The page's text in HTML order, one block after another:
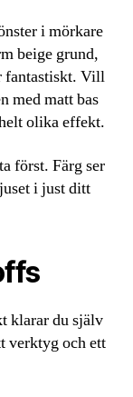
i mörkare
beige grund,
fantastiskt. Vill
med matt bas
olika effekt.
först. Färg ser
i just ditt
klarar du själv
verktyg och ett